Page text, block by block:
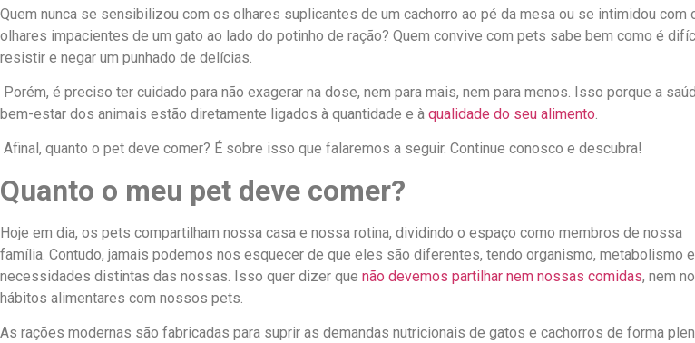
Quem nunca se sensibilizou com os olhares suplicantes de um cachorro ao pé da mesa ou se intimidou com
olhares impacientes de um gato ao lado do potinho de ração? Quem convive com pets sabe bem como é
resistir e negar um punhado de delícias.
Porém, é preciso ter cuidado para não exagerar na dose, nem para mais, nem para menos. Isso porque a
bem-estar dos animais estão diretamente ligados à quantidade e à qualidade do seu alimento.
Afinal, quanto o pet deve comer? É sobre isso que falaremos a seguir. Continue conosco e descubra!
Quanto o meu pet deve comer?
Hoje em dia, os pets compartilham nossa casa e nossa rotina, dividindo o espaço como membros de nossa
família. Contudo, jamais podemos nos esquecer de que eles são diferentes, tendo organismo, metabolismo e
necessidades distintas das nossas. Isso quer dizer que não devemos partilhar nem nossas comidas, nem
hábitos alimentares com nossos pets.
As rações modernas são fabricadas para suprir as demandas nutricionais de gatos e cachorros de forma